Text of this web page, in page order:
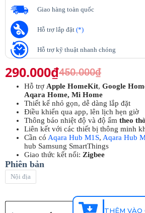
Giao hàng toàn quốc
Hỗ trợ lắp đặt (*)
Hỗ trợ kỹ thuật nhanh chóng
450.000₫
290.000₫
Hỗ trợ Apple HomeKit, Google
Aqara Home, Mi Home
Thiết kế nhỏ gọn, dễ dàng lắp đặt
Điều khiển qua app, lên lịch hẹn giờ
Thông báo nhiệt độ và độ ẩm theo
Liên kết với các thiết bị thông minh
Cần có Aqara Hub M1S, Aqara Hub
hub Samsung SmartThings
Giao thức kết nối: Zigbee
Phiên bản
Nội địa
THÊM VÀO